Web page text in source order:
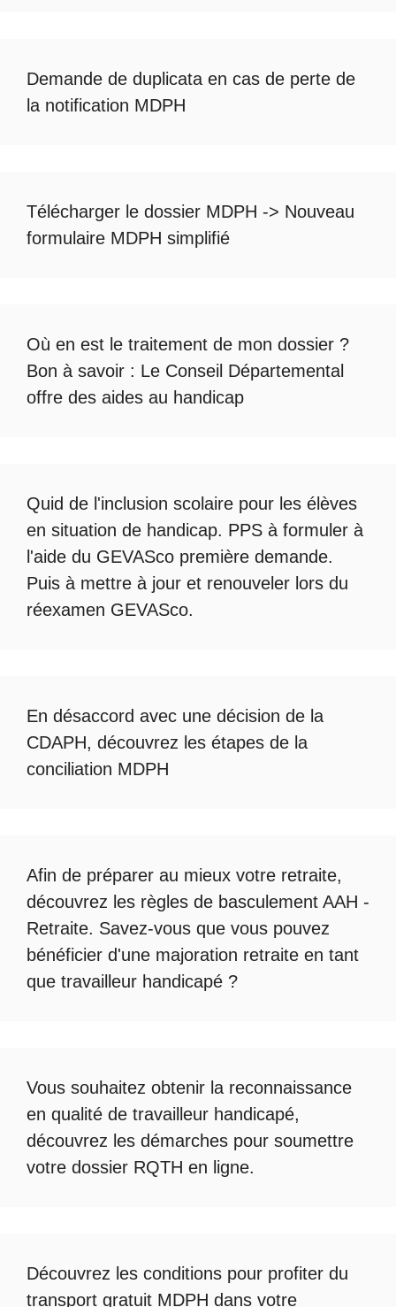
Demande de duplicata en cas de perte de
la notification MDPH
Télécharger le dossier MDPH -> Nouveau
formulaire MDPH simplifié
Où en est le traitement de mon dossier ?
Bon à savoir : Le Conseil Départemental
offre des aides au handicap
Quid de l'inclusion scolaire pour les élèves
en situation de handicap. PPS à formuler à
l'aide du GEVASco première demande.
Puis à mettre à jour et renouveler lors du
réexamen GEVASco.
En désaccord avec une décision de la
CDAPH, découvrez les étapes de la
conciliation MDPH
Afin de préparer au mieux votre retraite,
découvrez les règles de basculement AAH -
Retraite. Savez-vous que vous pouvez
bénéficier d'une majoration retraite en tant
que travailleur handicapé ?
Vous souhaitez obtenir la reconnaissance
en qualité de travailleur handicapé,
découvrez les démarches pour soumettre
votre dossier RQTH en ligne.
Découvrez les conditions pour profiter du
transport gratuit MDPH dans votre